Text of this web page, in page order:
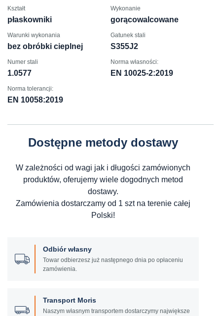
Kształt
płaskowniki
Wykonanie
gorącowalcowane
Warunki wykonania
bez obróbki cieplnej
Gatunek stali
S355J2
Numer stali
1.0577
Norma własności:
EN 10025-2:2019
Norma tolerancji:
EN 10058:2019
Dostępne metody dostawy
W zależności od wagi jak i długości zamówionych
produktów, oferujemy wiele dogodnych metod
dostawy.
Zamówienia dostarczamy od 1 szt na terenie całej
Polski!
Odbiór własny
Towar odbierzesz już następnego dnia po opłaceniu
zamówienia.
Transport Moris
Naszym własnym transportem dostarczymy największe